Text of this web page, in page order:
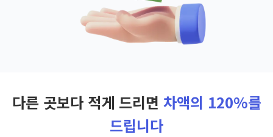
다른 곳보다 적게 드리면 차액의 120%를
드립니다